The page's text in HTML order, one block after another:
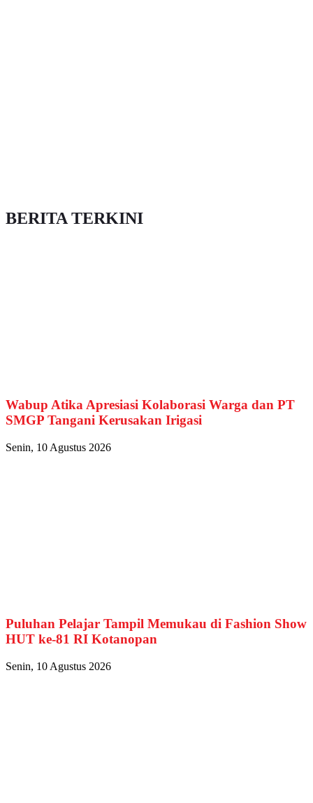
BERITA TERKINI
Wabup Atika Apresiasi Kolaborasi Warga dan PT
SMGP Tangani Kerusakan Irigasi
Senin, 10 Agustus 2026
Puluhan Pelajar Tampil Memukau di Fashion Show
HUT ke-81 RI Kotanopan
Senin, 10 Agustus 2026